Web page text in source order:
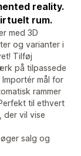
reality.
rum.
med 3D
og varianter i
Tilføj
på tilpassede
mål for
rammer
til ethvert
der vil vise
salg og